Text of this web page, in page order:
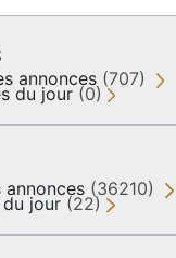
annonces (707)
du jour (0)
annonces (36210)
du jour (22)